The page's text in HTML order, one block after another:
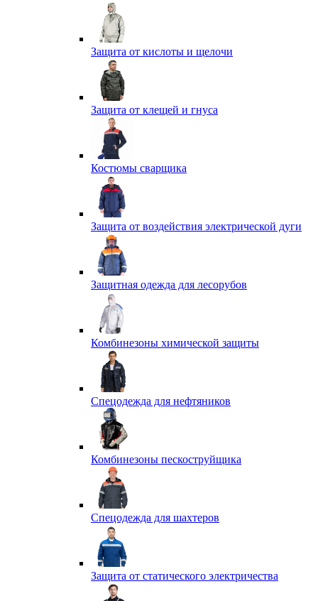
Защита от кислоты и щелочи
Защита от клещей и гнуса
Костюмы сварщика
Защита от воздействия электрической дуги
Защитная одежда для лесорубов
Комбинезоны химической защиты
Спецодежда для нефтяников
Комбинезоны пескоструйщика
Спецодежда для шахтеров
Защита от статического электричества